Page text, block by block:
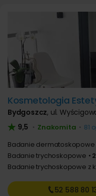
Kosmetologia
Bydgoszcz, ul.
9,5 • Znakomita • 81
Badanie dermatoskopowe
Badanie trychoskopowe
Badanie trychoskopowe z
52 588 80